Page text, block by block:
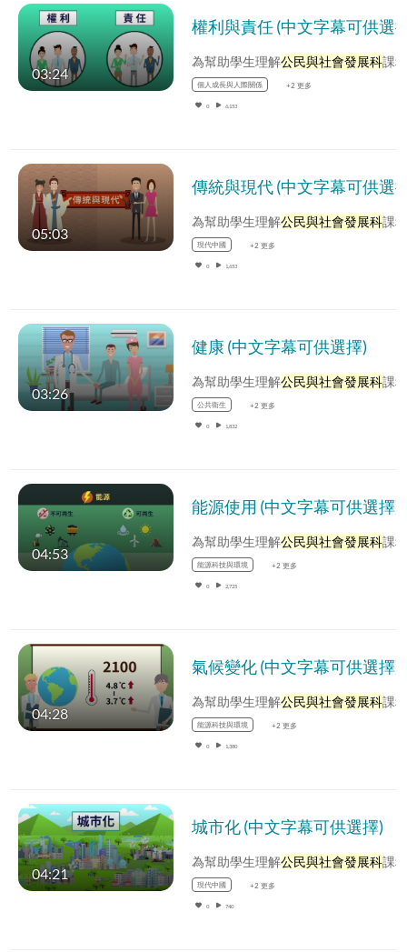
03:24
權利與責任 (中文字幕可供選
為幫助學生理解公民與社會發展科課程中的內容，公民與社會發展組選取了一些基本概念，製作相關的動畫影片，…
個人成長與人際關係 +2 更多
0 6,153
05:03
傳統與現代 (中文字幕可供選
為幫助學生理解公民與社會發展科課程中的內容，公民與社會發展組選取了一些基本概念，製作相關的動畫影片，…
現代中國 +2 更多
0 1,653
03:26
健康 (中文字幕可供選擇)
為幫助學生理解公民與社會發展科課程中的內容，公民與社會發展組選取了一些基本概念，製作相關的動畫影片，…
公共衛生 +2 更多
0 1,832
04:53
能源使用 (中文字幕可供選擇)
為幫助學生理解公民與社會發展科課程中的內容，公民與社會發展組選取了一些基本概念，製作相關的動畫影片，…
能源科技與環境 +2 更多
0 2,725
04:28
氣候變化 (中文字幕可供選擇)
為幫助學生理解公民與社會發展科課程中的內容，公民與社會發展組選取了一些基本概念，製作相關的動畫影片，…
能源科技與環境 +2 更多
0 1,380
04:21
城市化 (中文字幕可供選擇)
為幫助學生理解公民與社會發展科課程中的內容，公民與社會發展組選取了一些基本概念，製作相關的動畫影片，…
現代中國 +2 更多
0 740